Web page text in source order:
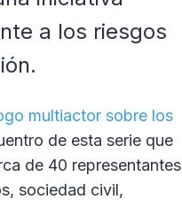
a los riesgos
multiactor sobre los
de esta serie que
de 40 representantes
sociedad civil,